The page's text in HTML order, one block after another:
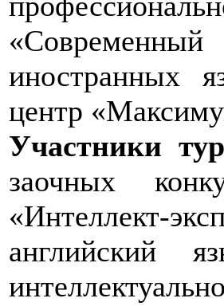
иностранных
центр
Участники
заочных
«Интеллект-
английский